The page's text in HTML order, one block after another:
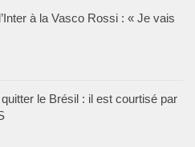
à la Vasco Rossi : « Je vais
le Brésil : il est courtisé par